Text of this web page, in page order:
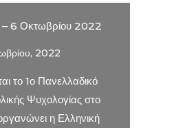
– 6 Οκτωβρίου 2022
2022
το 1ο Πανελλαδικό
Ψυχολογίας στο
η Ελληνική